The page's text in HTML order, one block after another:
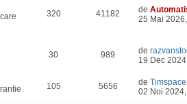
320 41182 de
25 Mai
30 989 de
19 Dec
105 5656 deTimspace
02 Noi